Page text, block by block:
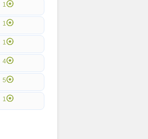
1
1
1
4
5
1